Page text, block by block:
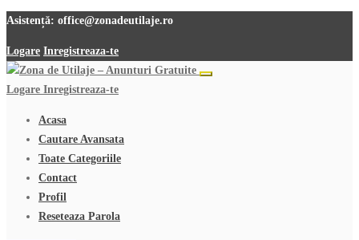
Asistență: office@zonadeutilaje.ro
Logare Inregistreaza-te
Logare Inregistreaza-te
Acasa
Cautare Avansata
Toate Categoriile
Contact
Profil
Reseteaza Parola